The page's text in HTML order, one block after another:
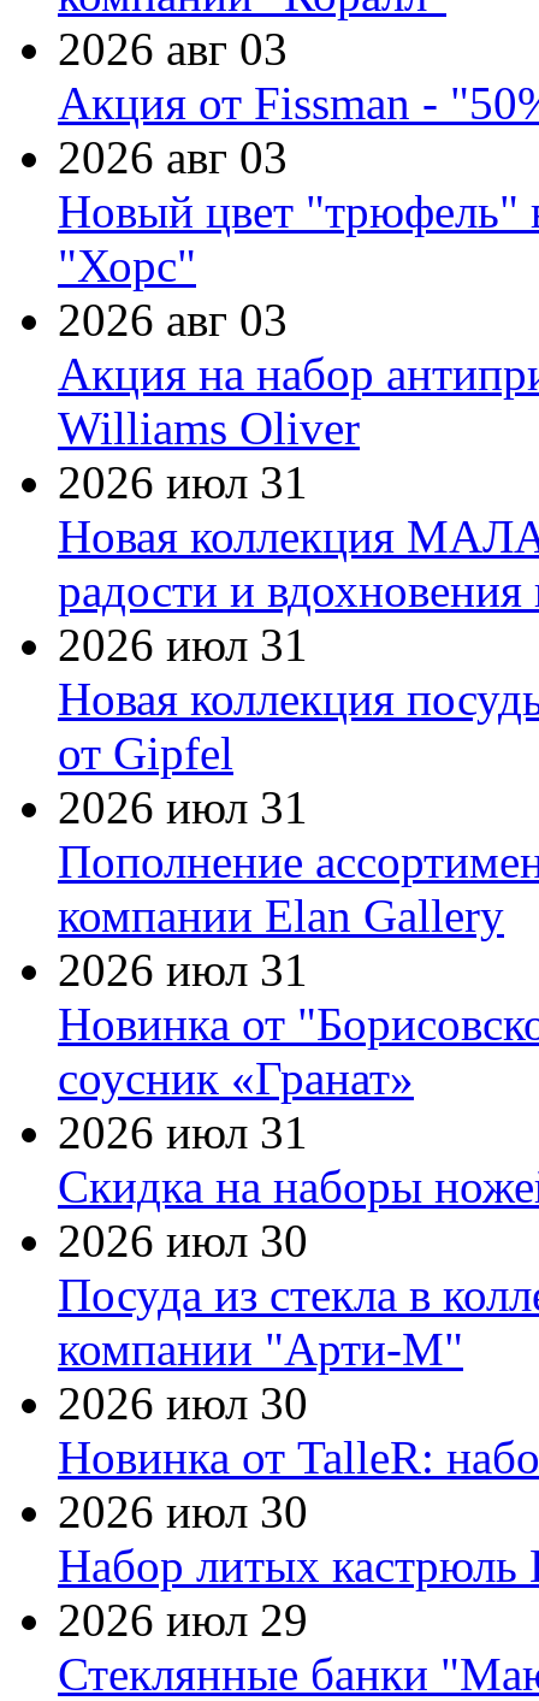
2026 авг 03
Акция от Fissman -
2026 авг 03
Новый цвет "трюфель"
"Хорс"
2026 авг 03
Акция на набор
Williams Oliver
2026 июл 31
Новая коллекция
радости и
2026 июл 31
Новая коллекция
от Gipfel
2026 июл 31
Пополнение
компании Elan Gallery
2026 июл 31
Новинка от
соусник «Гранат»
2026 июл 31
Скидка на наборы
2026 июл 30
Посуда из стекла в
компании "Арти-М"
2026 июл 30
Новинка от TalleR:
2026 июл 30
Набор литых кастрюль
2026 июл 29
Стеклянные банки